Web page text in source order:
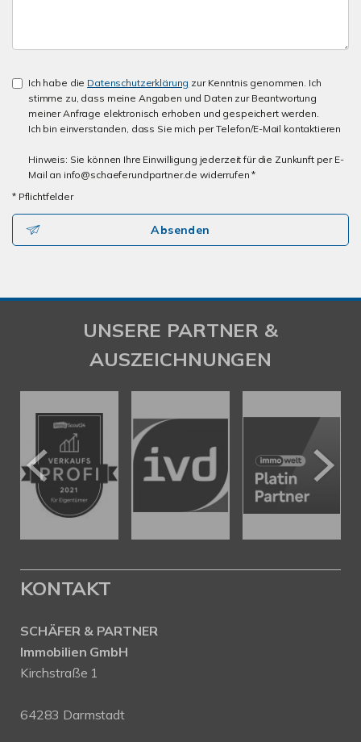
Ich habe die Datenschutzerklärung zur Kenntnis genommen. Ich
stimme zu, dass meine Angaben und Daten zur Beantwortung
meiner Anfrage elektronisch erhoben und gespeichert werden.
Ich bin einverstanden, dass Sie mich per Telefon/E-Mail kontaktieren
Hinweis: Sie können Ihre Einwilligung jederzeit für die Zunkunft per E-
Mail an info@schaeferundpartner.de widerrufen *
* Pflichtfelder
Absenden
UNSERE PARTNER &
AUSZEICHNUNGEN
KONTAKT
SCHÄFER & PARTNER
Immobilien GmbH
Kirchstraße 1
64283 Darmstadt